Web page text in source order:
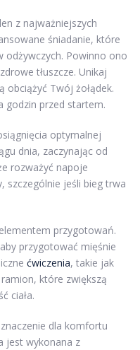
z najważniejszych
śniadanie, które
odżywczych. Powinno ono
tłuszcze. Unikaj
Twój żołądek.
godzin przed startem.
optymalnej
dnia, zaczynając od
rozważyć napoje
szczególnie jeśli bieg trwa
przygotowań.
przygotować mięśnie
ćwiczenia, takie jak
które zwiększą
ciała.
dla komfortu
jest wykonana z